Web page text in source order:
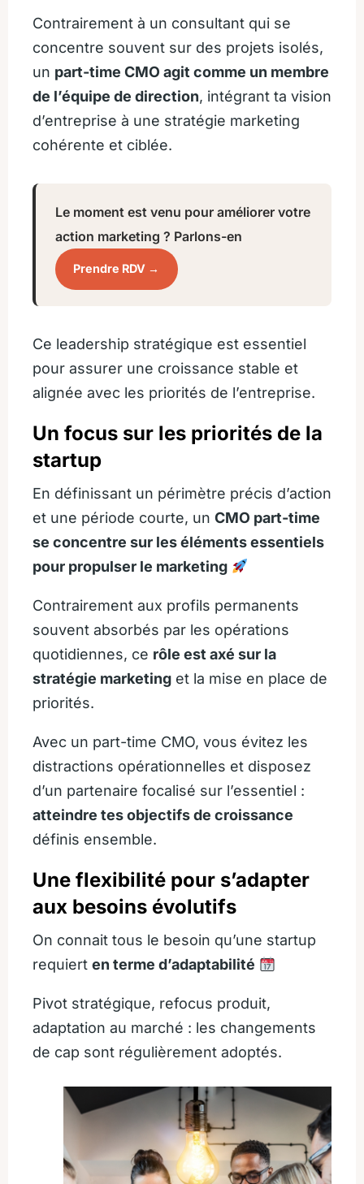
Contrairement à un consultant qui se
concentre souvent sur des projets isolés,
un part-time CMO agit comme un membre
de l’équipe de direction, intégrant ta vision
d’entreprise à une stratégie marketing
cohérente et ciblée.
Le moment est venu pour améliorer votre
action marketing ? Parlons-en
Prendre RDV →
Ce leadership stratégique est essentiel
pour assurer une croissance stable et
alignée avec les priorités de l’entreprise.
Un focus sur les priorités de la
startup
En définissant un périmètre précis d’action
et une période courte, un CMO part-time
se concentre sur les éléments essentiels
pour propulser le marketing
Contrairement aux profils permanents
souvent absorbés par les opérations
quotidiennes, ce rôle est axé sur la
stratégie marketing et la mise en place de
priorités.
Avec un part-time CMO, vous évitez les
distractions opérationnelles et disposez
d’un partenaire focalisé sur l’essentiel :
atteindre tes objectifs de croissance
définis ensemble.
Une flexibilité pour s’adapter
aux besoins évolutifs
On connait tous le besoin qu’une startup
requiert en terme d’adaptabilité
Pivot stratégique, refocus produit,
adaptation au marché : les changements
de cap sont régulièrement adoptés.